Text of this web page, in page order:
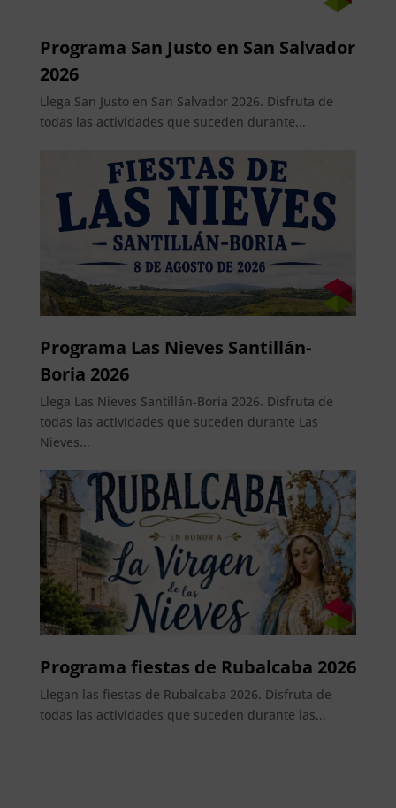
Programa San Justo en San Salvador
2026
Llega San Justo en San Salvador 2026. Disfruta de
todas las actividades que suceden durante...
Programa Las Nieves Santillán-
Boria 2026
Llega Las Nieves Santillán-Boria 2026. Disfruta de
todas las actividades que suceden durante Las
Nieves...
Programa fiestas de Rubalcaba 2026
Llegan las fiestas de Rubalcaba 2026. Disfruta de
todas las actividades que suceden durante las...